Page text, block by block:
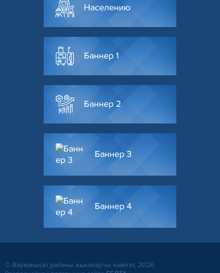
Населению
Баннер 1
Баннер 2
Баннер 3
Баннер 4
© Ваўкавыскі раённы выканаўчы камітэт, 2026